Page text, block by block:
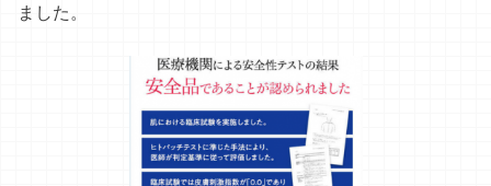
ました。